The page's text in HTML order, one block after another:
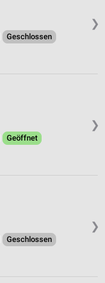
❯
Geschlossen
❯
Geöffnet
❯
Geschlossen